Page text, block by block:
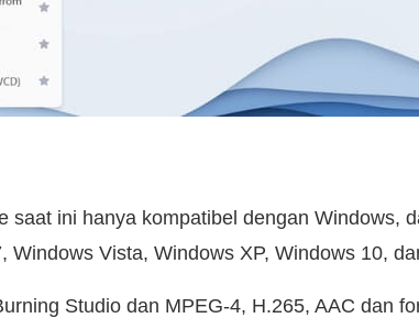
saat ini hanya kompatibel dengan Windows,
Windows Vista, Windows XP, Windows 10,
Studio dan MPEG-4, H.265, AAC dan